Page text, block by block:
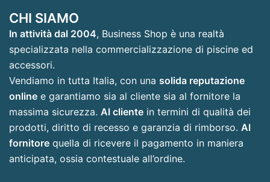
CHI SIAMO
In attività dal 2004, Business Shop è una realtà
specializzata nella commercializzazione di piscine ed
accessori.
Vendiamo in tutta Italia, con una solida reputazione
online e garantiamo sia al cliente sia al fornitore la
massima sicurezza. Al cliente in termini di qualità dei
prodotti, diritto di recesso e garanzia di rimborso. Al
fornitore quella di ricevere il pagamento in maniera
anticipata, ossia contestuale all’ordine.